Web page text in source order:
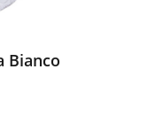
Bianco